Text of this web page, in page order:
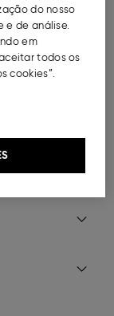
coração.
correr e alça
do nosso
e de análise.
em
todos os
cookies”.